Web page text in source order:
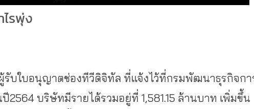
รพุ่ง
รับใบอนุญาตช่องทีวีดิจิทัล ที่แจ้งไว้ที่กรมพัฒนาธุรกิจกา
2564 บริษัทมีรายได้รวมอยู่ที่ 1,581.15 ล้านบาท เพิ่มขึ้น